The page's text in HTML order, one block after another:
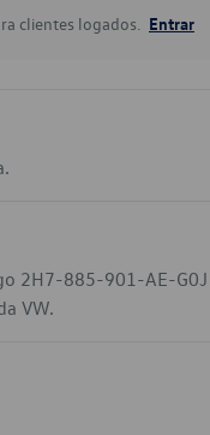
clientes logados. Entrar
2H7-885-901-AE-G0J
VW.